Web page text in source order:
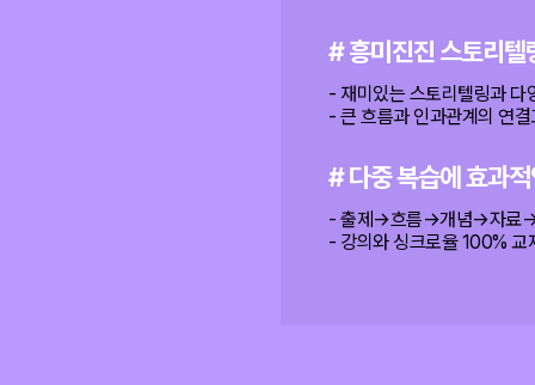
# 흥미진진 스토리텔
- 재미있는 스토리텔링과 다
- 큰 흐름과 인과관계의 연
# 다중 복습에 효과
- 출제→흐름→개념→자료→
- 강의와 싱크로율 100% 교